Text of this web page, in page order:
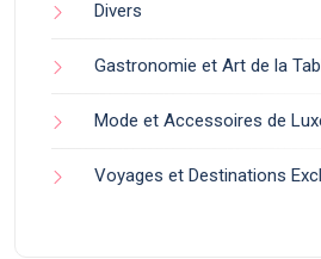
Divers
Gastronomie et Art de la
Mode et Accessoires de
Voyages et Destinations